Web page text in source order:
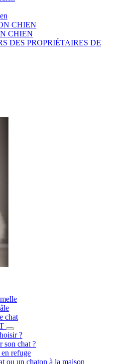
CHIEN
CHIEN
DES PROPRIÉTAIRES DE
chat
?
son chat ?
refuge
ou un chaton à la maison